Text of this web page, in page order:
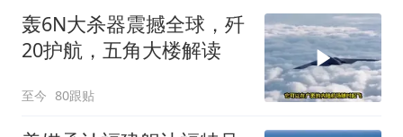
轰6N大杀器震撼全球，歼
20护航，五角大楼解读
至今 80跟贴